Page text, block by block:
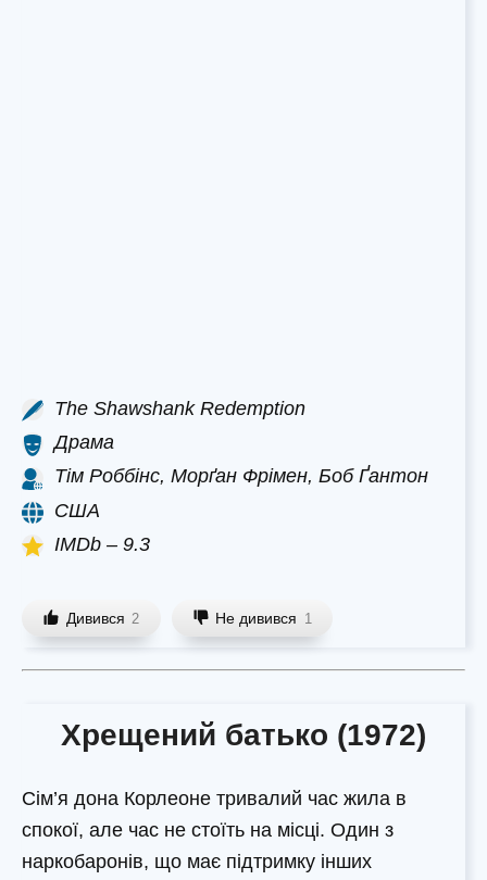
The Shawshank Redemption
Драма
Тім Роббінс, Морґан Фрімен, Боб Ґантон
США
IMDb – 9.3
Дивився 2 Не дивився 1
Хрещений батько (1972)
Сім’я дона Корлеоне тривалий час жила в
спокої, але час не стоїть на місці. Один з
наркобаронів, що має підтримку інших